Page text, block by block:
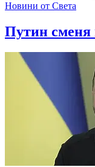
Новини от Света
Путин сменя